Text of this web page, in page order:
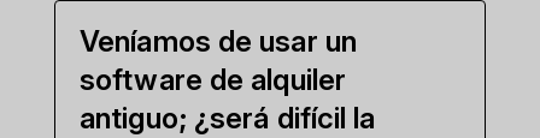
Veníamos de usar un
software de alquiler
antiguo; ¿será difícil la